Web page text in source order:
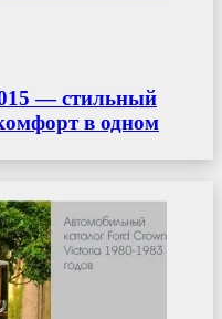
— стильный
в одном